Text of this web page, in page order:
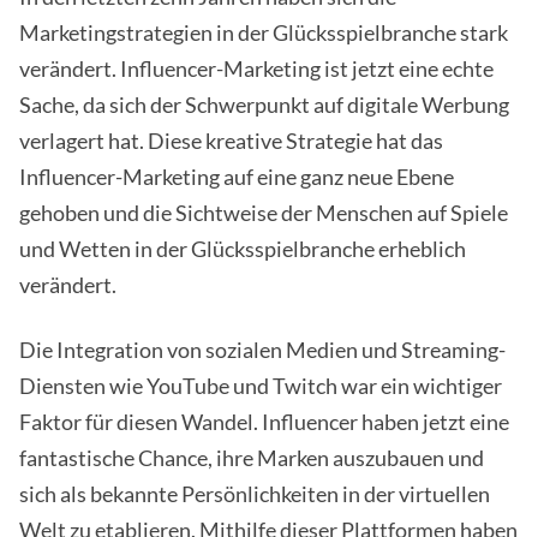
Marketingstrategien in der Glücksspielbranche stark
verändert. Influencer-Marketing ist jetzt eine echte
Sache, da sich der Schwerpunkt auf digitale Werbung
verlagert hat. Diese kreative Strategie hat das
Influencer-Marketing auf eine ganz neue Ebene
gehoben und die Sichtweise der Menschen auf Spiele
und Wetten in der Glücksspielbranche erheblich
verändert.
Die Integration von sozialen Medien und Streaming-
Diensten wie YouTube und Twitch war ein wichtiger
Faktor für diesen Wandel. Influencer haben jetzt eine
fantastische Chance, ihre Marken auszubauen und
sich als bekannte Persönlichkeiten in der virtuellen
Welt zu etablieren. Mithilfe dieser Plattformen haben